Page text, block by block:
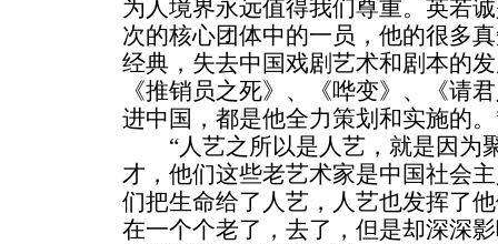
为人境界永远值得我们尊重。英若
次的核心团体中的一员，他的很多
经典，失去中国戏剧艺术和剧本的
《推销员之死》、《哗变》、《请
进中国，都是他全力策划和实施的。
“人艺之所以是人艺，就是因为
才，他们这些老艺术家是中国社会
们把生命给了人艺，人艺也发挥了
在一个个老了，去了，但是却深深